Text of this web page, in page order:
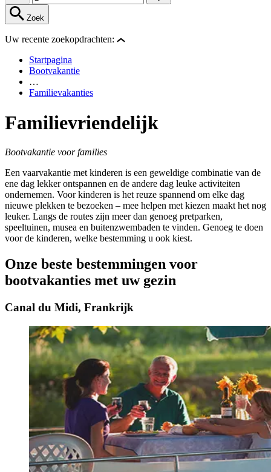
Zoek
Uw recente zoekopdrachten:
Startpagina
Bootvakantie
…
Familievakanties
Familievriendelijk
Bootvakantie voor families
Een vaarvakantie met kinderen is een geweldige combinatie van de
ene dag lekker ontspannen en de andere dag leuke activiteiten
ondernemen. Voor kinderen is het reuze spannend om elke dag
nieuwe plekken te bezoeken – mee helpen met kiezen maakt het nog
leuker. Langs de routes zijn meer dan genoeg pretparken,
speeltuinen, musea en buitenzwembaden te vinden. Genoeg te doen
voor de kinderen, welke bestemming u ook kiest.
Onze beste bestemmingen voor
bootvakanties met uw gezin
Canal du Midi, Frankrijk